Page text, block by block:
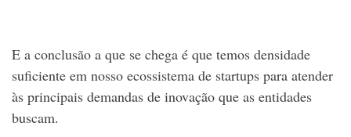
E a conclusão a que se chega é que temos densidade
suficiente em nosso ecossistema de startups para atender
às principais demandas de inovação que as entidades
buscam.